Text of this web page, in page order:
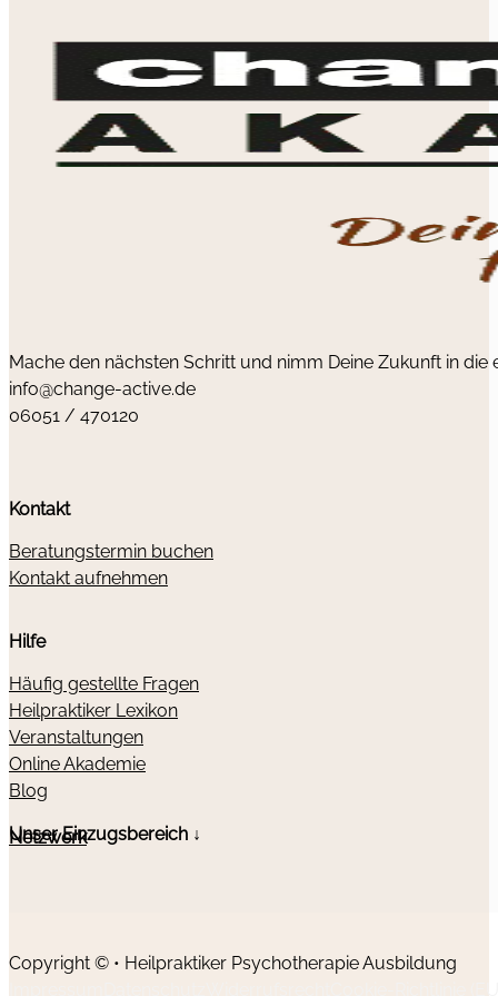
Mache den nächsten Schritt und nimm Deine Zukunft in die
info@change-active.de
06051 / 470120
Kontakt
Beratungstermin buchen
Kontakt aufnehmen
Hilfe
Häufig gestellte Fragen
Heilpraktiker Lexikon
Veranstaltungen
Online Akademie
Blog
Netzwerk
Unser Einzugsbereich ↓
Copyright © • Heilpraktiker Psychotherapie Ausbildung